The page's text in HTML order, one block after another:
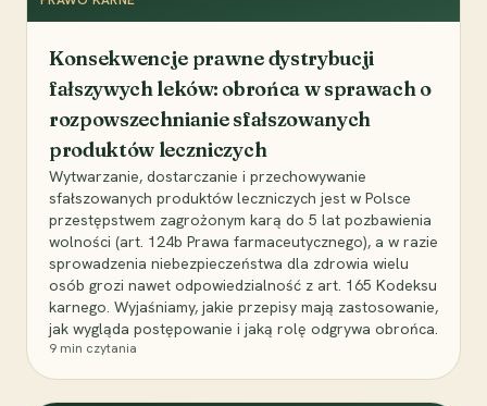
Konsekwencje prawne dystrybucji
fałszywych leków: obrońca w sprawach o
rozpowszechnianie sfałszowanych
produktów leczniczych
Wytwarzanie, dostarczanie i przechowywanie
sfałszowanych produktów leczniczych jest w Polsce
przestępstwem zagrożonym karą do 5 lat pozbawienia
wolności (art. 124b Prawa farmaceutycznego), a w razie
sprowadzenia niebezpieczeństwa dla zdrowia wielu
osób grozi nawet odpowiedzialność z art. 165 Kodeksu
karnego. Wyjaśniamy, jakie przepisy mają zastosowanie,
jak wygląda postępowanie i jaką rolę odgrywa obrońca.
9 min czytania